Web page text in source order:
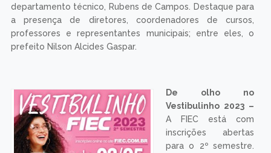
departamento técnico, Rubens de Campos. Destaque para
a presença de diretores, coordenadores de cursos,
professores e representantes municipais; entre eles, o
prefeito Nilson Alcides Gaspar.
De olho no
Vestibulinho 2023 –
A FIEC está com
inscrições abertas
para o 2º semestre.